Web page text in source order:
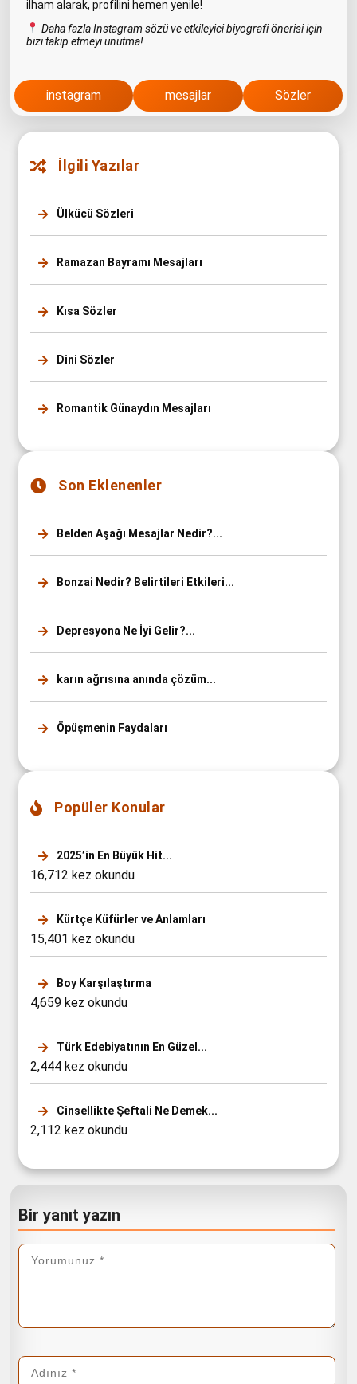
ilham alarak, profilini hemen yenile!
Daha fazla Instagram sözü ve etkileyici biyografi önerisi için
bizi takip etmeyi unutma!
instagram mesajlar Sözler
İlgili Yazılar
Ülkücü Sözleri
Ramazan Bayramı Mesajları
Kısa Sözler
Dini Sözler
Romantik Günaydın Mesajları
Son Eklenenler
Belden Aşağı Mesajlar Nedir?...
Bonzai Nedir? Belirtileri Etkileri...
Depresyona Ne İyi Gelir?...
karın ağrısına anında çözüm...
Öpüşmenin Faydaları
Popüler Konular
2025’in En Büyük Hit...
16,712 kez okundu
Kürtçe Küfürler ve Anlamları
15,401 kez okundu
Boy Karşılaştırma
4,659 kez okundu
Türk Edebiyatının En Güzel...
2,444 kez okundu
Cinsellikte Şeftali Ne Demek...
2,112 kez okundu
Bir yanıt yazın